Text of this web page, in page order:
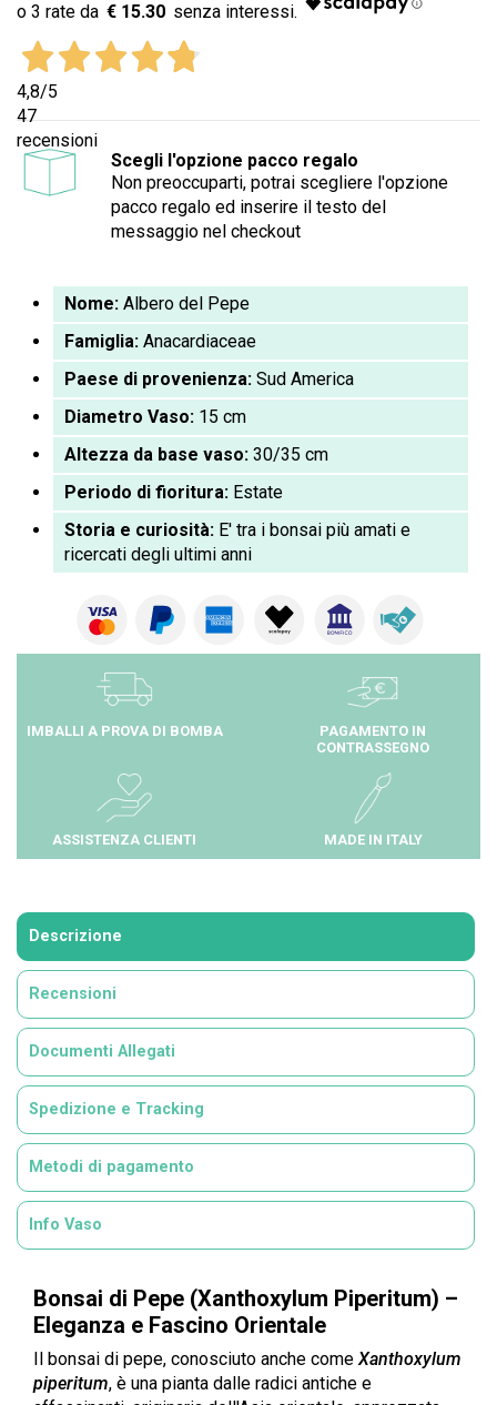
€ 15.30
4,8/5
47
recensioni
Scegli l'opzione pacco regalo
Non preoccuparti, potrai scegliere l'opzione
pacco regalo ed inserire il testo del
messaggio nel checkout
Nome: Albero del Pepe
Famiglia: Anacardiaceae
Paese di provenienza: Sud America
Diametro Vaso: 15 cm
Altezza da base vaso: 30/35 cm
Periodo di fioritura: Estate
Storia e curiosità: E' tra i bonsai più amati e
ricercati degli ultimi anni
IMBALLI A PROVA DI BOMBA
PAGAMENTO IN
CONTRASSEGNO
ASSISTENZA CLIENTI MADE IN ITALY
Descrizione
Recensioni
Documenti Allegati
Spedizione e Tracking
Metodi di pagamento
Info Vaso
Bonsai di Pepe (Xanthoxylum Piperitum) –
Eleganza e Fascino Orientale
Il bonsai di pepe, conosciuto anche comeXanthoxylum
piperitum, è una pianta dalle radici antiche e